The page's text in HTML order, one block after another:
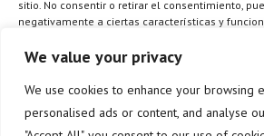
We value your privacy
We use cookies to enhance your browsing
personalised ads or content, and analyse
sitio. No consentir o retirar el consentimiento,
negativamente a ciertas características y
Gestionar los servicios
ACEPTAR
¿Cómo el Método de
Productividad?